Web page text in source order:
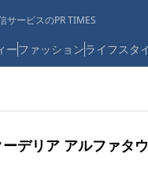
サービスのPR TIMES
ーファッションライフスタ
ーデリア アルファタ